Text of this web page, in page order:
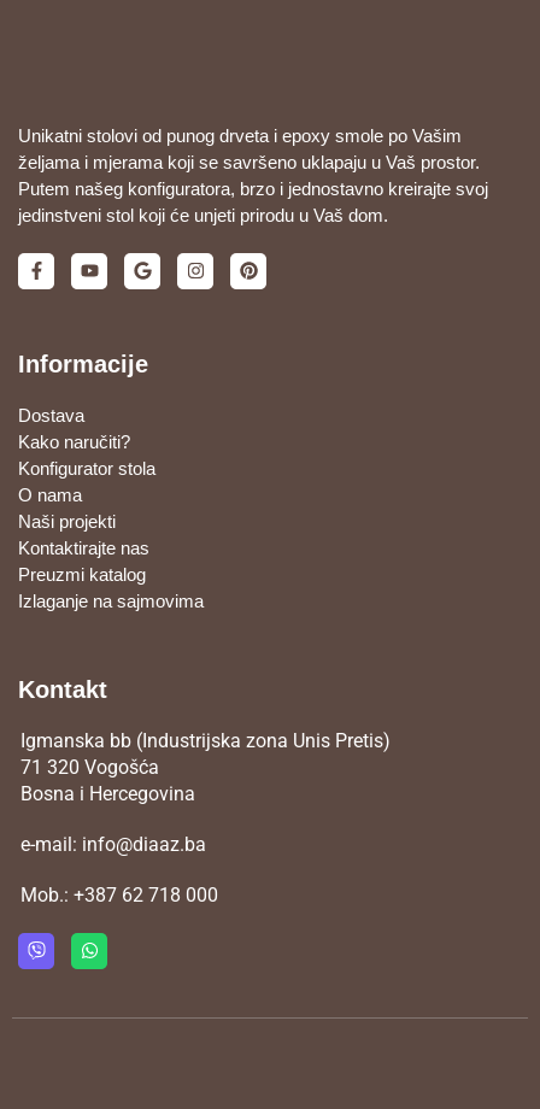
Unikatni stolovi od punog drveta i epoxy smole po Vašim
željama i mjerama koji se savršeno uklapaju u Vaš prostor.
Putem našeg konfiguratora, brzo i jednostavno kreirajte svoj
jedinstveni stol koji će unjeti prirodu u Vaš dom.
Informacije
Dostava
Kako naručiti?
Konfigurator stola
O nama
Naši projekti
Kontaktirajte nas
Preuzmi katalog
Izlaganje na sajmovima
Kontakt
Igmanska bb (Industrijska zona Unis Pretis)
71 320 Vogošća
Bosna i Hercegovina
e-mail: info@diaaz.ba
Mob.: +387 62 718 000